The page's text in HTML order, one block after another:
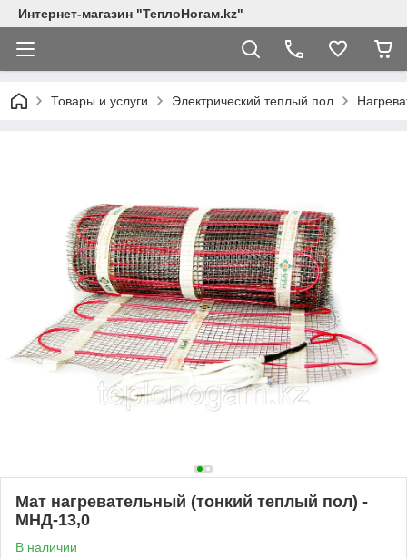
Интернет-магазин "ТеплоНогам.kz"
Товары и услуги Электрический теплый пол
Мат нагревательный (тонкий теплый пол) -
МНД-13,0
В наличии